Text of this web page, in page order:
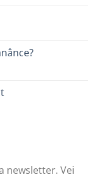
newsletter. Vei